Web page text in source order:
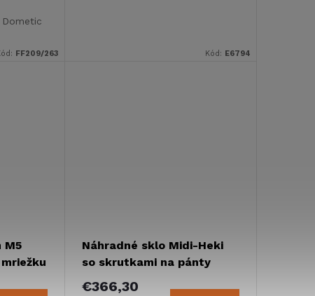
Dometic
FF209/263 Kód: E6794
M5
Náhradné sklo Midi-Heki
so skrutkami na pánty
€366,30